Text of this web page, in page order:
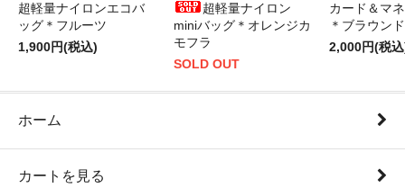
超軽量ナイロンエコバ
ッグ＊フルーツ
1,900円(税込)
超軽量ナイロン
miniバッグ＊オレンジカ
モフラ
SOLD OUT
カード＆マ
＊ブラウン
2,000円(税
ホーム
カートを見る